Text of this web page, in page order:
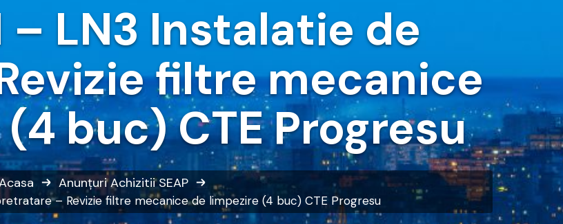
– LN3 Instalatie de
filtre mecanice
buc) CTE Progresu
Anunțuri Achizitii SEAP
– Revizie filtre mecanice de limpezire (4 buc) CTE Progresu